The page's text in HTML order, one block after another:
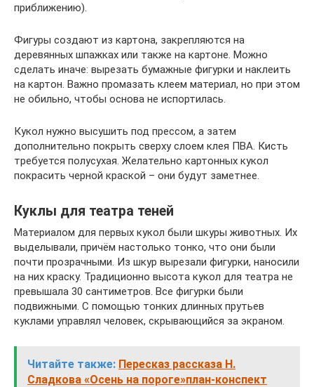
приближению).
Фигуры создают из картона, закрепляются на
деревянных шпажках или также на картоне. Можно
сделать иначе: вырезать бумажные фигурки и наклеить
на картон. Важно промазать клеем материал, но при этом
не обильно, чтобы основа не испортилась.
Кукол нужно высушить под прессом, а затем
дополнительно покрыть сверху слоем клея ПВА. Кисть
требуется полусухая. Желательно картонных кукол
покрасить черной краской – они будут заметнее.
Куклы для театра теней
Материалом для первых кукол были шкуры животных. Их
выделывали, причём настолько тонко, что они были
почти прозрачными. Из шкур вырезали фигурки, наносили
на них краску. Традиционно высота кукол для театра не
превышала 30 сантиметров. Все фигурки были
подвижными. С помощью тонких длинных прутьев
куклами управлял человек, скрывающийся за экраном.
Читайте также: Пересказ рассказа Н.
Сладкова «Осень на пороге»план-конспект